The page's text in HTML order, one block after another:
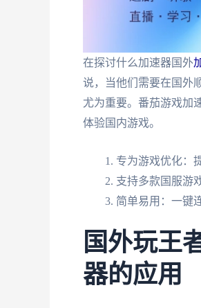
在探讨什么加速器国外
说，当他们需要在国外
尤为重要。番茄游戏加
体验国内游戏。
专为游戏优化：
支持多款国服游
简单易用：一键
国外玩王
器的应用